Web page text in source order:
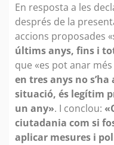
En resposta a les
després de la
accions proposades «
últims anys, fins i
que «es pot anar
en tres anys no
situació, és legítim
un any». I conclou:
ciutadania com si
aplicar mesures i